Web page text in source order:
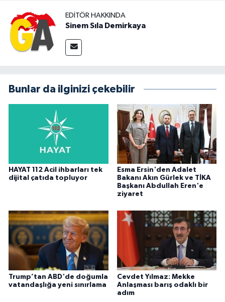
EDITÖR HAKKINDA
Sinem Sıla Demirkaya
Bunlar da ilginizi çekebilir
HAYAT 112 Acil ihbarları tek
dijital çatıda topluyor
Esma Ersin'den Adalet
Bakanı Akın Gürlek ve TİKA
Başkanı Abdullah Eren'e
ziyaret
Trump’tan ABD'de doğumla
vatandaşlığa yeni sınırlama
Cevdet Yılmaz: Mekke
Anlaşması barış odaklı bir
adım